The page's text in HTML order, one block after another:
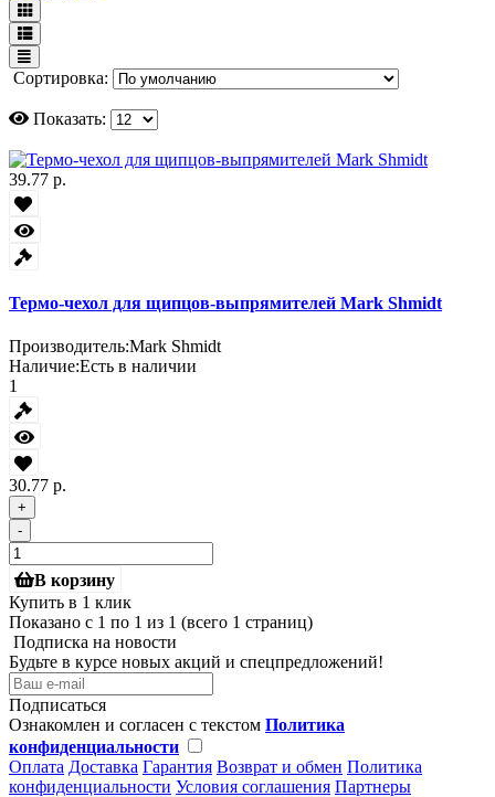
Сортировка:
Показать:
39.77 р.
Термо-чехол для щипцов-выпрямителей Mark Shmidt
Производитель:Mark Shmidt
Наличие:Есть в наличии
1
30.77 р.
+
-
В корзину
Купить в 1 клик
Показано с 1 по 1 из 1 (всего 1 страниц)
Подписка на новости
Будьте в курсе новых акций и спецпредложений!
Подписаться
Ознакомлен и согласен с текстом Политика
конфиденциальности
Оплата Доставка Гарантия Возврат и обмен Политика
конфиденциальности Условия соглашения Партнеры